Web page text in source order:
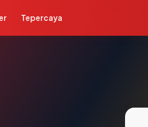
Tepercaya